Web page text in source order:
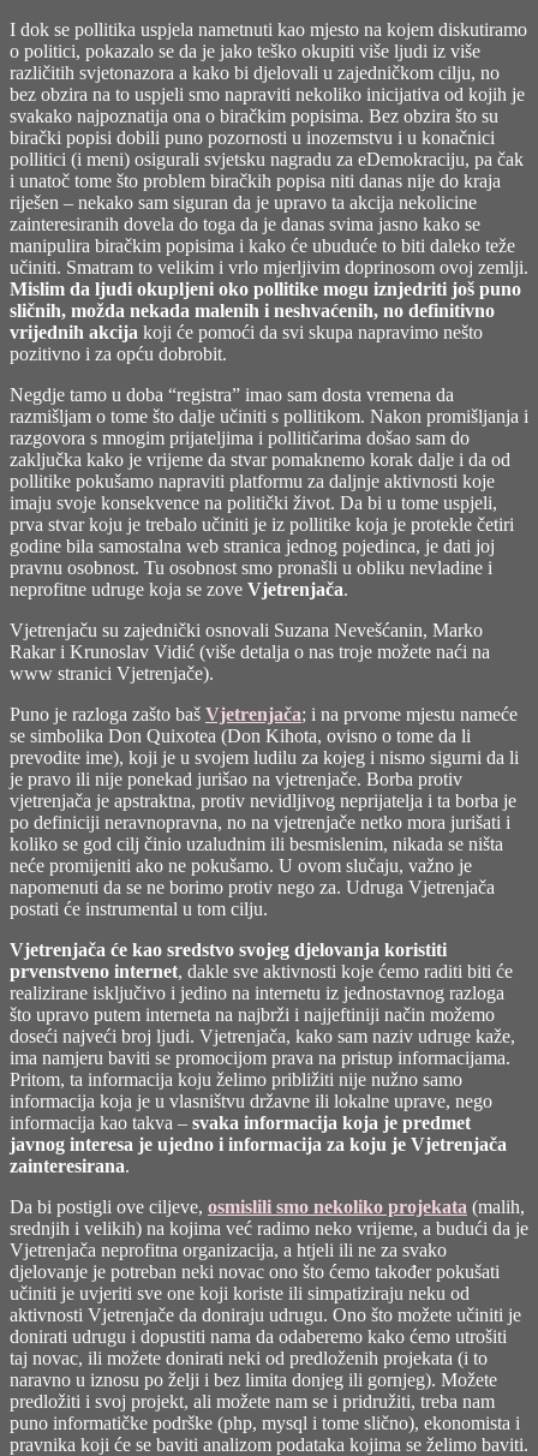
I dok se pollitika uspjela nametnuti kao mjesto na kojem diskutiramo
o politici, pokazalo se da je jako teško okupiti više ljudi iz više
različitih svjetonazora a kako bi djelovali u zajedničkom cilju, no
bez obzira na to uspjeli smo napraviti nekoliko inicijativa od kojih je
svakako najpoznatija ona o biračkim popisima. Bez obzira što su
birački popisi dobili puno pozornosti u inozemstvu i u konačnici
pollitici (i meni) osigurali svjetsku nagradu za eDemokraciju, pa čak
i unatoč tome što problem biračkih popisa niti danas nije do kraja
riješen – nekako sam siguran da je upravo ta akcija nekolicine
zainteresiranih dovela do toga da je danas svima jasno kako se
manipulira biračkim popisima i kako će ubuduće to biti daleko teže
učiniti. Smatram to velikim i vrlo mjerljivim doprinosom ovoj zemlji.
Mislim da ljudi okupljeni oko pollitike mogu iznjedriti još puno
sličnih, možda nekada malenih i neshvaćenih, no definitivno
vrijednih akcija koji će pomoći da svi skupa napravimo nešto
pozitivno i za opću dobrobit.
Negdje tamo u doba “registra” imao sam dosta vremena da
razmišljam o tome što dalje učiniti s pollitikom. Nakon promišljanja i
razgovora s mnogim prijateljima i pollitičarima došao sam do
zaključka kako je vrijeme da stvar pomaknemo korak dalje i da od
pollitike pokušamo napraviti platformu za daljnje aktivnosti koje
imaju svoje konsekvence na politički život. Da bi u tome uspjeli,
prva stvar koju je trebalo učiniti je iz pollitike koja je protekle četiri
godine bila samostalna web stranica jednog pojedinca, je dati joj
pravnu osobnost. Tu osobnost smo pronašli u obliku nevladine i
neprofitne udruge koja se zove Vjetrenjača.
Vjetrenjaču su zajednički osnovali Suzana Nevešćanin, Marko
Rakar i Krunoslav Vidić (više detalja o nas troje možete naći na
www stranici Vjetrenjače).
Puno je razloga zašto baš Vjetrenjača; i na prvome mjestu nameće
se simbolika Don Quixotea (Don Kihota, ovisno o tome da li
prevodite ime), koji je u svojem ludilu za kojeg i nismo sigurni da li
je pravo ili nije ponekad jurišao na vjetrenjače. Borba protiv
vjetrenjača je apstraktna, protiv nevidljivog neprijatelja i ta borba je
po definiciji neravnopravna, no na vjetrenjače netko mora jurišati i
koliko se god cilj činio uzaludnim ili besmislenim, nikada se ništa
neće promijeniti ako ne pokušamo. U ovom slučaju, važno je
napomenuti da se ne borimo protiv nego za. Udruga Vjetrenjača
postati će instrumental u tom cilju.
Vjetrenjača će kao sredstvo svojeg djelovanja koristiti
prvenstveno internet, dakle sve aktivnosti koje ćemo raditi biti će
realizirane isključivo i jedino na internetu iz jednostavnog razloga
što upravo putem interneta na najbrži i najjeftiniji način možemo
doseći najveći broj ljudi. Vjetrenjača, kako sam naziv udruge kaže,
ima namjeru baviti se promocijom prava na pristup informacijama.
Pritom, ta informacija koju želimo približiti nije nužno samo
informacija koja je u vlasništvu državne ili lokalne uprave, nego
informacija kao takva – svaka informacija koja je predmet
javnog interesa je ujedno i informacija za koju je Vjetrenjača
zainteresirana.
Da bi postigli ove ciljeve, osmislili smo nekoliko projekata (malih,
srednjih i velikih) na kojima već radimo neko vrijeme, a budući da je
Vjetrenjača neprofitna organizacija, a htjeli ili ne za svako
djelovanje je potreban neki novac ono što ćemo također pokušati
učiniti je uvjeriti sve one koji koriste ili simpatiziraju neku od
aktivnosti Vjetrenjače da doniraju udrugu. Ono što možete učiniti je
donirati udrugu i dopustiti nama da odaberemo kako ćemo utrošiti
taj novac, ili možete donirati neki od predloženih projekata (i to
naravno u iznosu po želji i bez limita donjeg ili gornjeg). Možete
predložiti i svoj projekt, ali možete nam se i pridružiti, treba nam
puno informatičke podrške (php, mysql i tome slično), ekonomista i
pravnika koji će se baviti analizom podataka kojima se želimo baviti.